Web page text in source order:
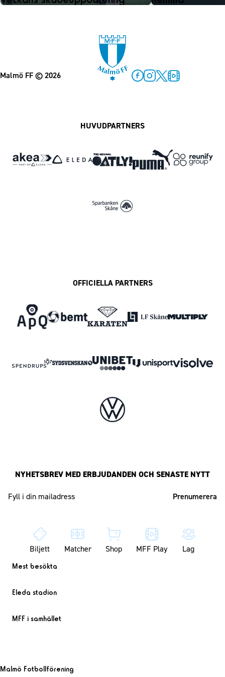
Malmö FF© 2026
HUVUDPARTNERS
OFFICIELLA PARTNERS
NYHETSBREV MED ERBJUDANDEN OCH SENASTE NYTT
Biljett Matcher Shop MFF Play Lag
Mest besökta
Eleda stadion
MFF i samhället
Malmö Fotbollförening